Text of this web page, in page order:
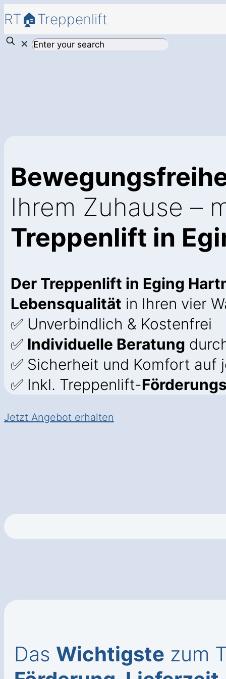
RT🏠Treppenlift
✕
Ihrem Zuhause –
Treppenlift in
Der Treppenlift in Eging
Lebensqualität in Ihren vier
✅ Unverbindlich & Kostenfrei
✅ Individuelle Beratung
✅ Sicherheit und Komfort auf
✅ Inkl. Treppenlift-
Jetzt Angebot erhalten
Das Wichtigste zum